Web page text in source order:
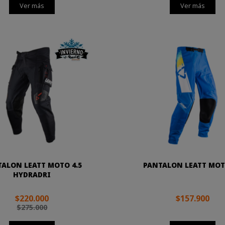
Ver más Ver más
LEATT MOTO 4.5
HYDRADRI
$275.000
$220.000
PANTALON LEATT
$157.900